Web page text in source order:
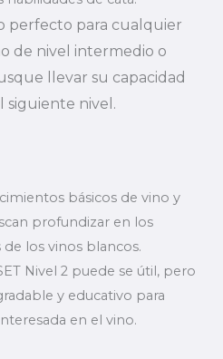
perfecto para cualquier
de nivel intermedio o
llevar su capacidad
siguiente nivel.
básicos de vino y
profundizar en los
los vinos blancos.
Nivel 2 puede se útil, pero
y educativo para
en el vino.